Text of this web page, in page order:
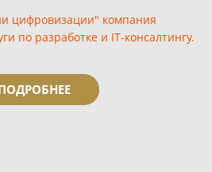
цифровизации" компания
по разработке и IT‑консалтингу.